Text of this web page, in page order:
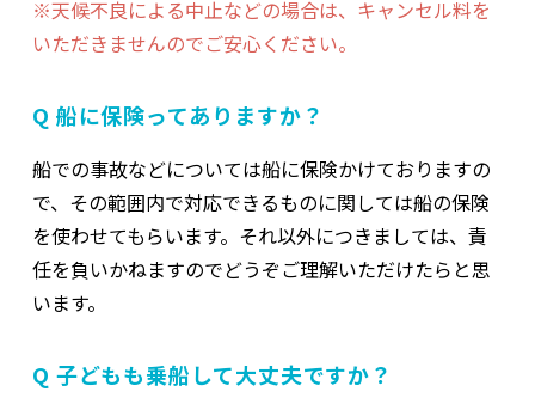
※天候不良による中止などの場合は、キャンセル料を
いただきませんのでご安心ください。
Q 船に保険ってありますか？
船での事故などについては船に保険かけておりますの
で、その範囲内で対応できるものに関しては船の保険
を使わせてもらいます。それ以外につきましては、責
任を負いかねますのでどうぞご理解いただけたらと思
います。
Q 子どもも乗船して大丈夫ですか？